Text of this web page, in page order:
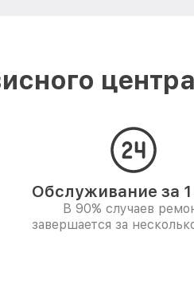
Обслуживание за
В 90% случаев
завершается за